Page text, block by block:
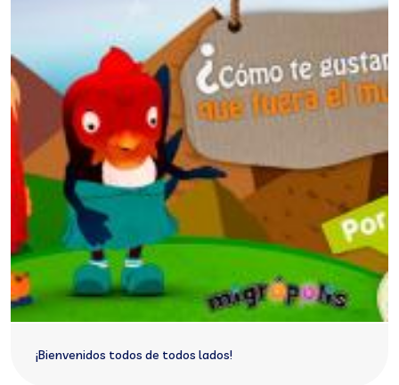
¡Bienvenidos todos de todos lados!